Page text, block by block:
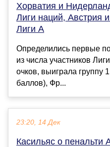
Хорватия и
Лиги наций, Австрия
Лиги А
Определились первые
из числа участников
очков, выиграла группу
баллов), Фр...
23:20, 14 Дек
Касильяс о пенальти